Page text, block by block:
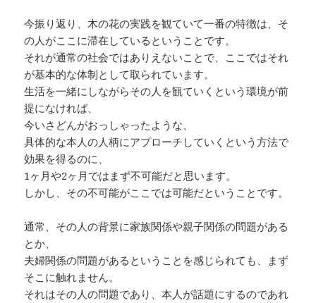
今振り返り、木の花の実践を観ていて一番の特徴は、そ
の人がここに滞在しているということです。
それが通常の社会ではありえないことで、ここではそれ
が基本的な体制として取られています。
生活を一緒にしながらその人を観ていくという環境が前
提になければ、
今いさどんがおっしゃったような、
具体的な本人の人柄にアプローチしていくという方法で
効果を得るのに、
1ヶ月や2ヶ月ではまず不可能だと思います。
しかし、その不可能がここでは可能だということです。
通常、その人の背景に家族関係や親子関係の問題がある
とか、
夫婦関係の問題があるということを感じられても、まず
そこに触れません。
それはその人の問題であり、本人が話題にするのであれ